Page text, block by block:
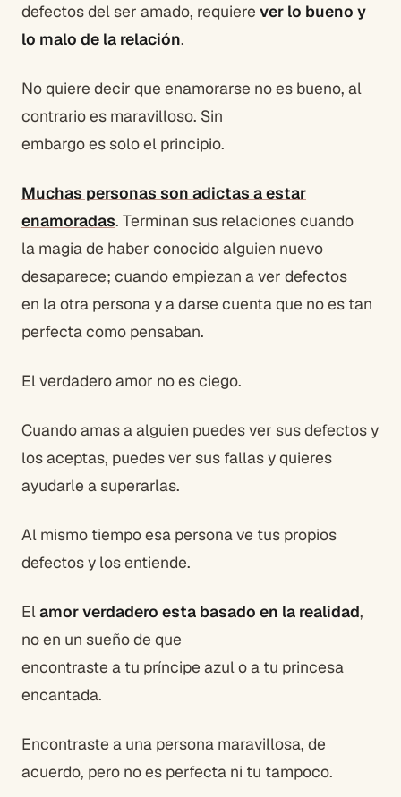
defectos del ser amado, requiere ver lo bueno y
lo malo de la relación.
No quiere decir que enamorarse no es bueno, al
contrario es maravilloso. Sin
embargo es solo el principio.
Muchas personas son adictas a estar
enamoradas. Terminan sus relaciones cuando
la magia de haber conocido alguien nuevo
desaparece; cuando empiezan a ver defectos
en la otra persona y a darse cuenta que no es tan
perfecta como pensaban.
El verdadero amor no es ciego.
Cuando amas a alguien puedes ver sus defectos y
los aceptas, puedes ver sus fallas y quieres
ayudarle a superarlas.
Al mismo tiempo esa persona ve tus propios
defectos y los entiende.
Elamor verdadero esta basado en la realidad,
no en un sueño de que
encontraste a tu príncipe azul o a tu princesa
encantada.
Encontraste a una persona maravillosa, de
acuerdo, pero no es perfecta ni tu tampoco.